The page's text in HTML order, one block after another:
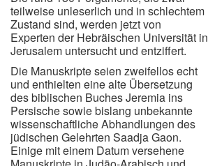
teilweise unleserlich und in schlechtem
Zustand sind, werden jetzt von
Experten der Hebräischen Universität in
Jerusalem untersucht und entziffert.
Die Manuskripte seien zweifellos echt
und enthielten eine alte Übersetzung
des biblischen Buches Jeremia ins
Persische sowie bislang unbekannte
wissenschaftliche Abhandlungen des
jüdischen Gelehrten Saadja Gaon.
Einige mit einem Datum versehene